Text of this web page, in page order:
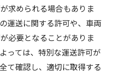
求められる場合もありま
運送に関する許可や、車両
必要となることがありま
っては、特別な運送許可が
て確認し、適切に取得する